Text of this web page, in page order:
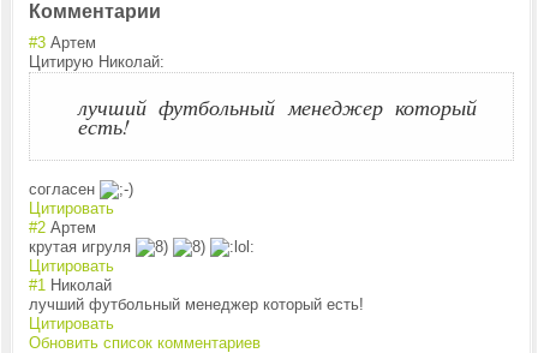
Комментарии
#3 Артем
Цитирую Николай:
лучший футбольный менеджер который
есть!
согласен
Цитировать
#2 Артем
крутая игруля
Цитировать
#1 Николай
лучший футбольный менеджер который есть!
Цитировать
Обновить список комментариев